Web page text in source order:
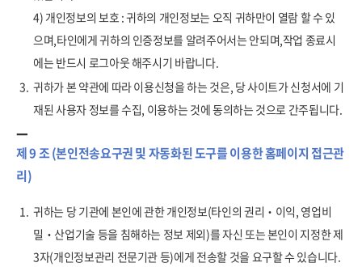
4) 개인정보의 보호 : 귀하의 개인정보는 오직 귀하만이 열람 할 수 있
으며,타인에게 귀하의 인증정보를 알려주어서는 안되며,작업 종료시
에는 반드시 로그아웃 해주시기 바랍니다.
3. 귀하가 본 약관에 따라 이용신청을 하는 것은, 당 사이트가 신청서에 기
재된 사용자 정보를 수집, 이용하는 것에 동의하는 것으로 간주됩니다.
제 9 조 (본인전송요구권 및 자동화된 도구를 이용한 홈페이지 접근관
리)
1. 귀하는 당 기관에 본인에 관한 개인정보(타인의 권리‧이익, 영업비
밀‧산업기술 등을 침해하는 정보 제외)를 자신 또는 본인이 지정한 제
3자(개인정보관리 전문기관 등)에게 전송할 것을 요구할 수 있습니다.